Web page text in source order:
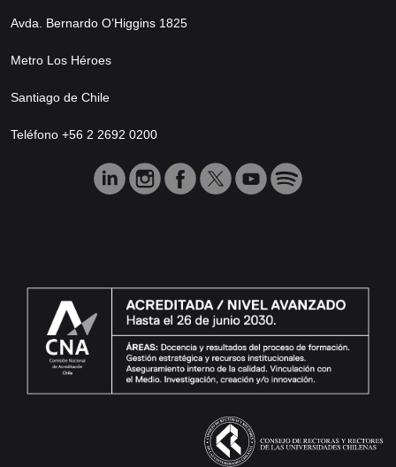
Avda. Bernardo O’Higgins 1825
Metro Los Héroes
Santiago de Chile
Teléfono +56 2 2692 0200